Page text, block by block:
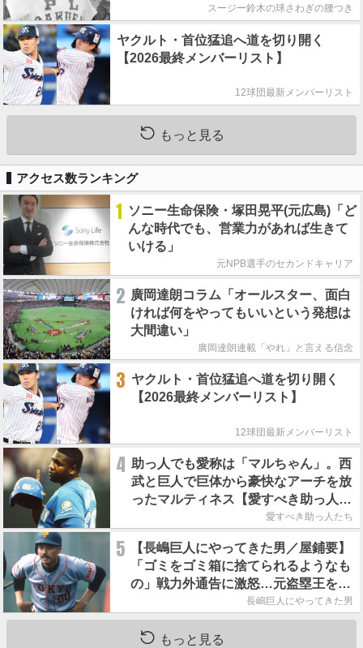
スージー鈴木の球さわぎの腰つき
ヤクルト・首位猛追へ道を切り開く
【2026最終メンバーリスト】
12球団最新メンバーリスト
もっと見る
アクセス数ランキング
1 ソニー生命保険・塚田晃平(元広島)「ど
んな時代でも、営業力があれば生きて
いける」
元NPB選手のセカンドキャリア
2 廣岡達朗コラム「オールスター、面白
ければ何をやってもいいという発想は
大間違い」
廣岡達朗連載「やれ」と言える信念
3 ヤクルト・首位猛追へ道を切り開く
【2026最終メンバーリスト】
12球団最新メンバーリスト
4 助っ人でも愛称は「マルちゃん」。西
武と巨人で巨体から豪快なアーチを放
ったマルティネス【愛すべき助っ人た
愛すべき助っ人たち
5
【長嶋巨人にやってきた男／屋鋪要】
「ゴミをゴミ箱に捨てられるようなも
の」戦力外通告に激怒…元盗塁王を救
った長嶋茂雄の一本の電話長嶋巨人にやってきた男
もっと見る